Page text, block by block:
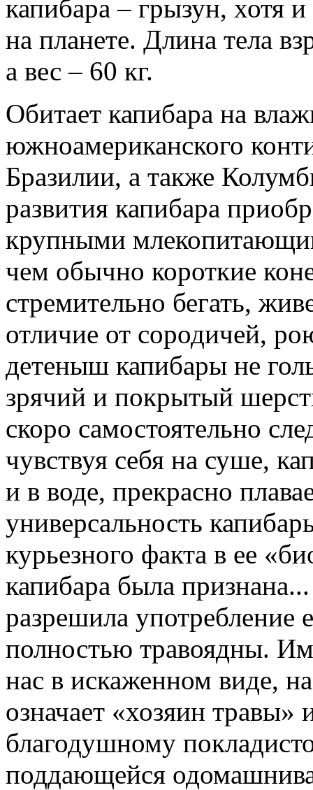
капибара – грызун, хотя
на планете. Длина тела
а вес – 60 кг.
Обитает капибара на
южноамериканского
Бразилии, а также
развития капибара
крупными
чем обычно короткие
стремительно бегать,
отличие от сородичей,
детеныш капибары не
зрячий и покрытый
скоро самостоятельно
чувствуя себя на суше,
и в воде, прекрасно
универсальность
курьезного факта в ее
капибара была
разрешила употребление
полностью травоядны.
нас в искаженном виде,
означает «хозяин травы»
благодушному
поддающейся